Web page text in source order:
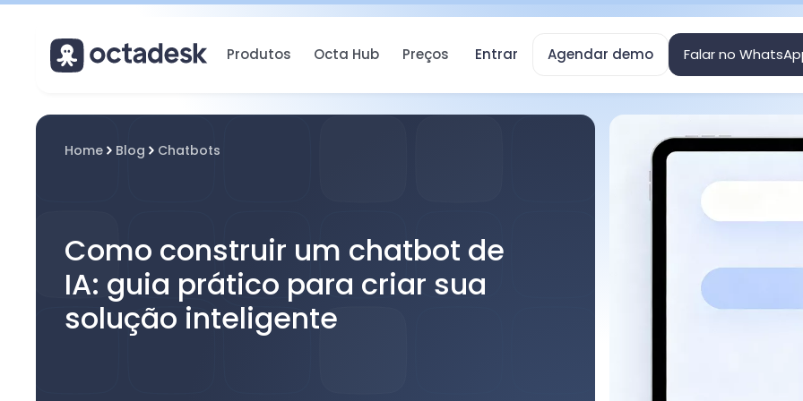
Entrar Agendar demo Falar no
Produtos Octa Hub Preços
Home Blog Chatbots
Como construir um chatbot de
IA: guia prático para criar sua
solução inteligente